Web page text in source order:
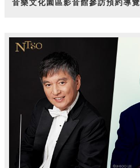
音樂文化園區影音館參訪預約導覽